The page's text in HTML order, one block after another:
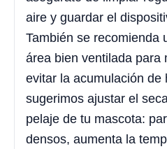
aire y guardar el
También se recomienda
área bien ventilada para
evitar la acumulación de
sugerimos ajustar el
pelaje de tu mascota:
densos, aumenta la